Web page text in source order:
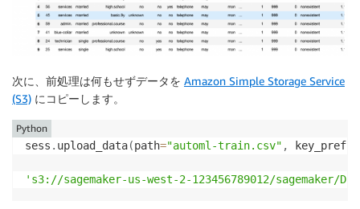
次に、前処理は何もせずデータを Amazon Simple Storage Service
(S3) にコピーします。
sess . upload_data(path="automl-train.csv" , key_prefix
's3://sagemaker-us-west-2-123456789012/sagemaker/
Python